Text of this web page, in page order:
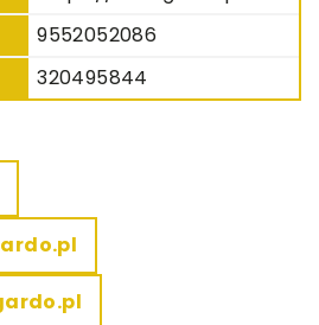
9552052086
320495844